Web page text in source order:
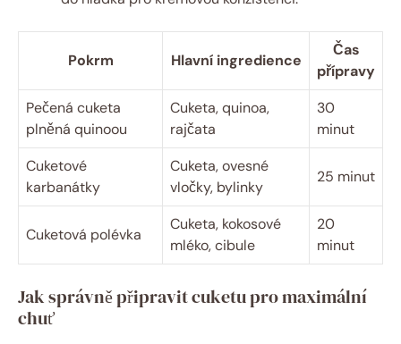
Pokrm Hlavní ingredience
Čas
přípravy
Pečená cuketa
plněná quinoou
Cuketa, quinoa,
rajčata
30
minut
Cuketové
karbanátky
Cuketa, ovesné
vločky, bylinky
25 minut
Cuketová polévka
Cuketa, kokosové
mléko, cibule
20
minut
Jak správně připravit cuketu pro maximální
chuť